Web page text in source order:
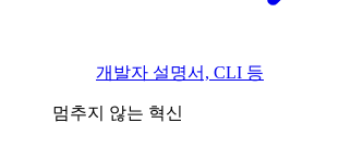
개발자 설명서, CLI 등
멈추지 않는 혁신